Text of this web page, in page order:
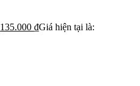
135.000 ₫Giá hiện tại là: